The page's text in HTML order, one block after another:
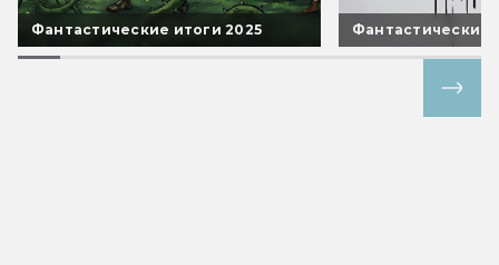
Фантастические итоги 2025 Фантастические